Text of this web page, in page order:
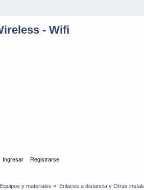
Ingresar Registrarse
Equipos y materiales » Enlaces a distancia y Otras